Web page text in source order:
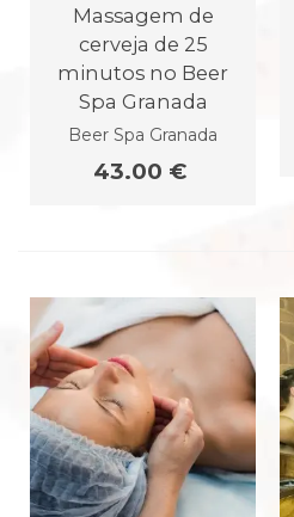
Massagem de
cerveja de 25
minutos no Beer
Spa Granada
Beer Spa Granada
43.00 €